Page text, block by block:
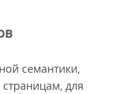
семантики,
для